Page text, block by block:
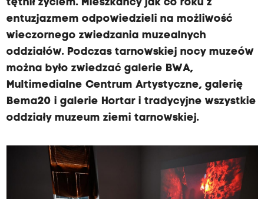
tętnił życiem. Mieszkańcy jak co roku z
entuzjazmem odpowiedzieli na możliwość
wieczornego zwiedzania muzealnych
oddziałów. Podczas tarnowskiej nocy muzeów
można było zwiedzać galerie BWA,
Multimedialne Centrum Artystyczne, galerię
Bema20 i galerie Hortar i tradycyjne wszystkie
oddziały muzeum ziemi tarnowskiej.